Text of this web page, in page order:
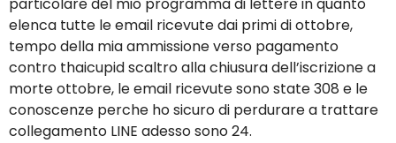
particolare del mio programma di lettere in quanto
elenca tutte le email ricevute dai primi di ottobre,
tempo della mia ammissione verso pagamento
contro thaicupid scaltro alla chiusura dell’iscrizione a
morte ottobre, le email ricevute sono state 308 e le
conoscenze perche ho sicuro di perdurare a trattare
collegamento LINE adesso sono 24.